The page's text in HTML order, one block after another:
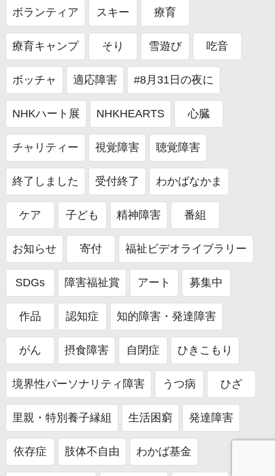
ボランティア スキー 療育
療育キャンプ そり 雪遊び 吃音
ボッチャ 適応障害 #8月31日の夜に
NHKハート展 NHKHEARTS 心臓
チャリティー 視覚障害 聴覚障害
終了しました 受付終了 わかばなかま
ケア 子ども 精神障害 番組
お知らせ 寄付 福祉ビデオライブラリー
SDGs 障害福祉賞 アート 募集中
作品 認知症 知的障害・発達障害
がん 摂食障害 自閉症 ひきこもり
境界性パーソナリティ障害 うつ病 ひざ
里親・特別養子縁組 生活困窮 発達障害
依存症 肢体不自由 わかば基金